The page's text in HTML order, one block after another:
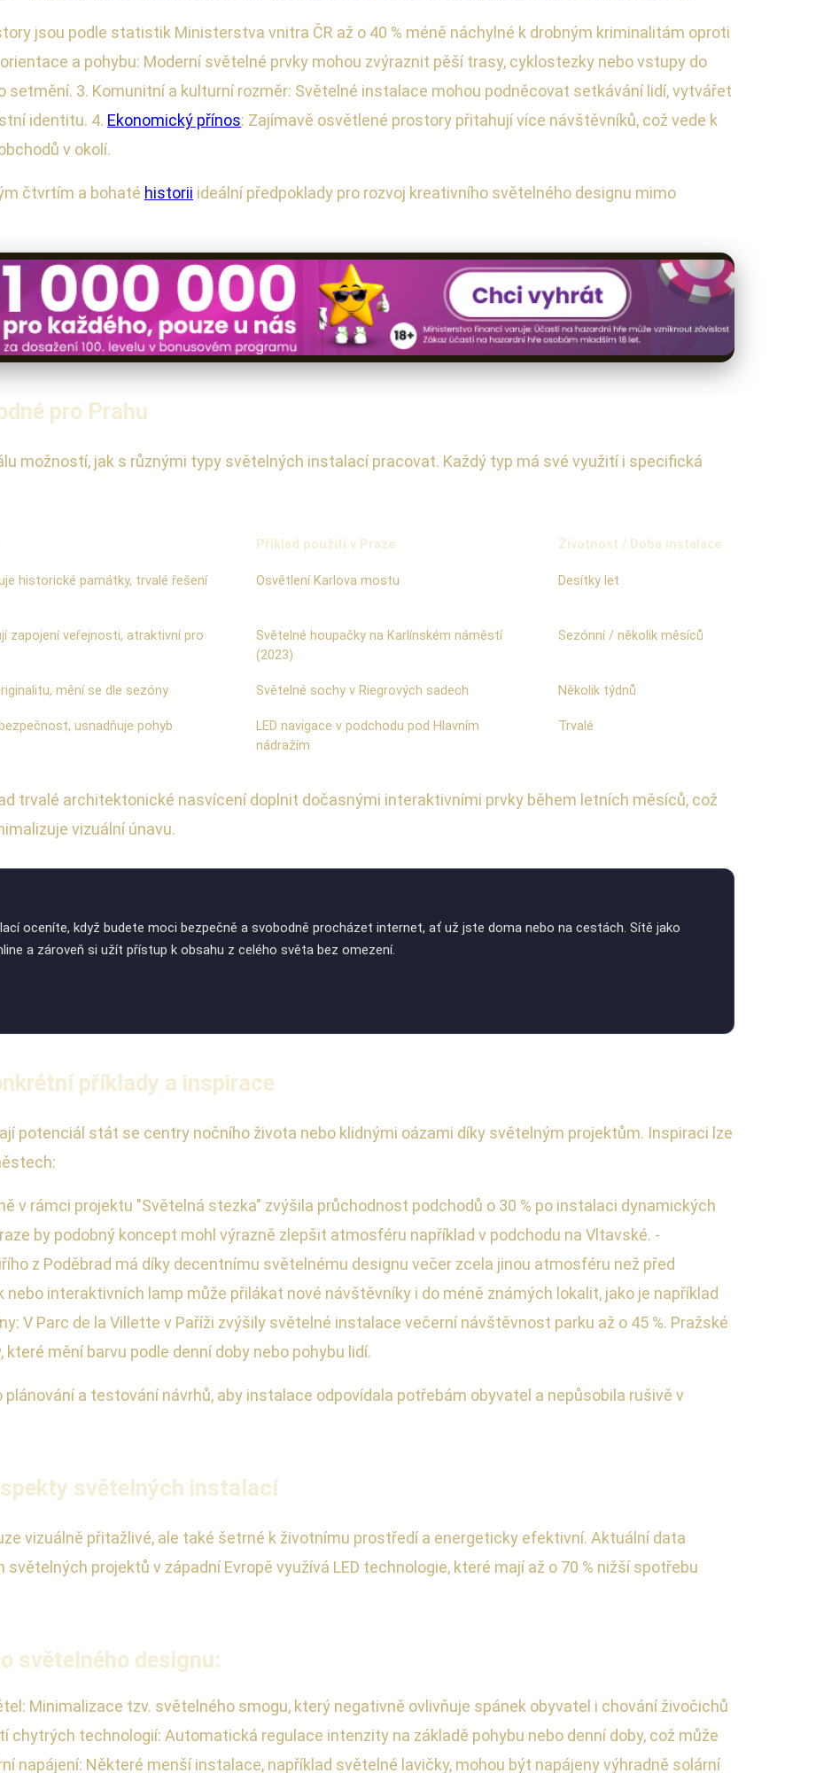
jsou podle statistik Ministerstva vnitra ČR až o 40 % méně náchylné k drobným kriminalitám oproti
a pohybu: Moderní světelné prvky mohou zvýraznit pěší trasy, cyklostezky nebo vstupy do
setmění. 3. Komunitní a kulturní rozměr: Světelné instalace mohou podněcovat setkávání lidí, vytvářet
identitu. 4. Ekonomický přínos: Zajímavě osvětlené prostory přitahují více návštěvníků, což vede k
v okolí.
čtvrtím a bohaté historii ideální předpoklady pro rozvoj kreativního světelného designu mimo
pro Prahu
možností, jak s různými typy světelných instalací pracovat. Každý typ má své využití i specifická
Příklad použití v Praze Životnost / Doba instalace
historické památky, trvalé řešení Osvětlení Karlova mostu Desítky let
zapojení veřejnosti, atraktivní pro
Světelné houpačky na Karlínském náměstí
(2023)
Sezónní / několik měsíců
mění se dle sezóny Světelné sochy v Riegrových sadech Několik týdnů
usnadňuje pohyb
LED navigace v podchodu pod Hlavním
nádražím
Trvalé
trvalé architektonické nasvícení doplnit dočasnými interaktivními prvky během letních měsíců, což
vizuální únavu.
oceníte, když budete moci bezpečně a svobodně procházet internet, ať už jste doma nebo na cestách. Sítě jako
a zároveň si užít přístup k obsahu z celého světa bez omezení.
příklady a inspirace
potenciál stát se centry nočního života nebo klidnými oázami díky světelným projektům. Inspiraci lze
v rámci projektu "Světelná stezka" zvýšila průchodnost podchodů o 30 % po instalaci dynamických
by podobný koncept mohl výrazně zlepšit atmosféru například v podchodu na Vltavské. -
z Poděbrad má díky decentnímu světelnému designu večer zcela jinou atmosféru než před
interaktivních lamp může přilákat nové návštěvníky i do méně známých lokalit, jako je například
V Parc de la Villette v Paříži zvýšily světelné instalace večerní návštěvnost parku až o 45 %. Pražské
mění barvu podle denní doby nebo pohybu lidí.
a testování návrhů, aby instalace odpovídala potřebám obyvatel a nepůsobila rušivě v
světelných instalací
vizuálně přitažlivé, ale také šetrné k životnímu prostředí a energeticky efektivní. Aktuální data
světelných projektů v západní Evropě využívá LED technologie, které mají až o 70 % nižší spotřebu
světelného designu:
Minimalizace tzv. světelného smogu, který negativně ovlivňuje spánek obyvatel i chování živočichů
chytrých technologií: Automatická regulace intenzity na základě pohybu nebo denní doby, což může
napájení: Některé menší instalace, například světelné lavičky, mohou být napájeny výhradně solární